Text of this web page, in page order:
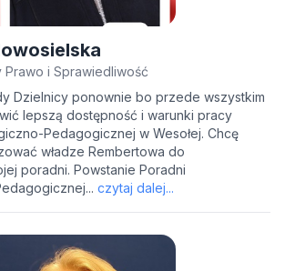
i Sprawiedliwość
Dzielnicy ponownie bo przede wszystkim
lepszą dostępność i warunki pracy
Pedagogicznej w Wesołej. Chcę
władze Rembertowa do
poradni. Powstanie Poradni
czytaj dalej...